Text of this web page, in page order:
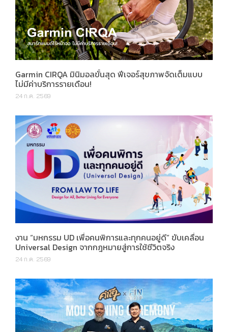
Garmin CIRQA มินิมอลขั้นสุด ฟีเจอร์สุขภาพจัดเต็มแบบ
ไม่มีค่าบริการรายเดือน!
24 ก.ค. 2569
งาน “มหกรรม UD เพื่อคนพิการและทุกคนอยู่ดี” ขับเคลื่อน
Universal Design จากกฎหมายสู่การใช้ชีวิตจริง
24 ก.ค. 2569